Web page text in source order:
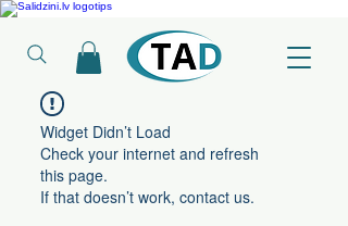
Ledusskapji, Sadzīves tehnika, Smaržas,
Widget Didn’t Load
Check your internet and refresh
this page.
If that doesn’t work, contact us.